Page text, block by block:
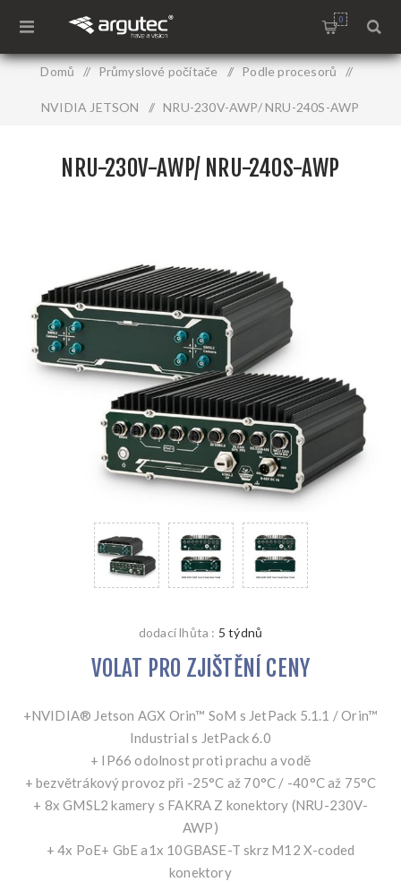
0
Domů / Průmyslové počítače / Podle procesorů /
NVIDIA JETSON / NRU-230V-AWP/ NRU-240S-AWP
NRU-230V-AWP/ NRU-240S-AWP
dodací lhůta : 5 týdnů
VOLAT PRO ZJIŠTĚNÍ CENY
+NVIDIA® Jetson AGX Orin™ SoM s JetPack 5.1.1 / Orin™
Industrial s JetPack 6.0
+ IP66 odolnost proti prachu a vodě
+ bezvětrákový provoz při -25°C až 70°C / -40°C až 75°C
+ 8x GMSL2 kamery s FAKRA Z konektory (NRU-230V-
AWP)
+ 4x PoE+ GbE a1x 10GBASE-T skrz M12 X-coded
konektory